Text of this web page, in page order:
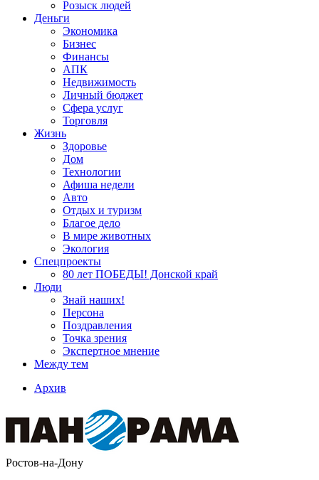
Розыск людей
Деньги
Экономика
Бизнес
Финансы
АПК
Недвижимость
Личный бюджет
Сфера услуг
Торговля
Жизнь
Здоровье
Дом
Технологии
Афиша недели
Авто
Отдых и туризм
Благое дело
В мире животных
Экология
Спецпроекты
80 лет ПОБЕДЫ! Донской край
Люди
Знай наших!
Персона
Поздравления
Точка зрения
Экспертное мнение
Между тем
Архив
Ростов-на-Дону